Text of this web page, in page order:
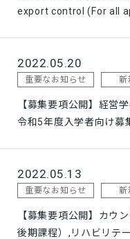
export control (For all
2022.05.20
重要なお知らせ 新
【募集要項公開】経営
令和5年度入学者向け募
2022.05.13
重要なお知らせ 新
【募集要項公開】カウ
後期課程）,リハビリテ